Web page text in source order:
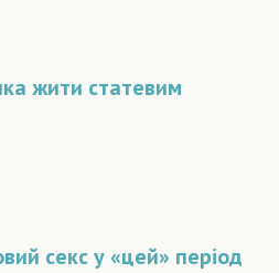
жити статевим
секс у «цей» період